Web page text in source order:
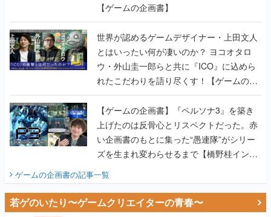
【ゲームの企画書】
世界が認めるゲームデザイナー・上田文人
とはいったい何が凄いのか？ ヨコオタロ
ウ・外山圭一郎らと共に『ICO』に込めら
れたこだわりを語り尽くす！【ゲームの企
画書】
【ゲームの企画書】『ペルソナ3』を築き
上げたのは反骨心とリスペクトだった。赤
い企画書のもとに集った“愚連隊”がシリー
ズを生まれ変わらせるまで【橋野桂インタ
ゲームの企画書の記事一覧
若ゲのいたり〜ゲームクリエイターの青春〜